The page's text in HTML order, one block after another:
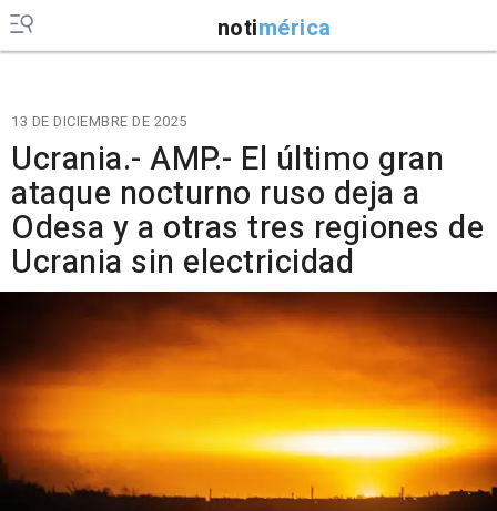
notimérica
13 DE DICIEMBRE DE 2025
Ucrania.- AMP.- El último gran
ataque nocturno ruso deja a
Odesa y a otras tres regiones de
Ucrania sin electricidad